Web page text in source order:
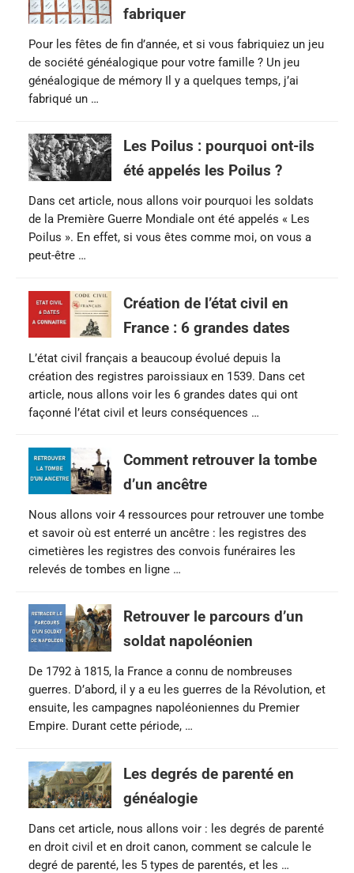
fabriquer
Pour les fêtes de fin d’année, et si vous fabriquiez un jeu
de société généalogique pour votre famille ? Un jeu
généalogique de mémory Il y a quelques temps, j’ai
fabriqué un …
Les Poilus : pourquoi ont-ils
été appelés les Poilus ?
Dans cet article, nous allons voir pourquoi les soldats
de la Première Guerre Mondiale ont été appelés « Les
Poilus ». En effet, si vous êtes comme moi, on vous a
peut-être …
Création de l’état civil en
France : 6 grandes dates
L’état civil français a beaucoup évolué depuis la
création des registres paroissiaux en 1539. Dans cet
article, nous allons voir les 6 grandes dates qui ont
façonné l’état civil et leurs conséquences …
Comment retrouver la tombe
d’un ancêtre
Nous allons voir 4 ressources pour retrouver une tombe
et savoir où est enterré un ancêtre : les registres des
cimetières les registres des convois funéraires les
relevés de tombes en ligne …
Retrouver le parcours d’un
soldat napoléonien
De 1792 à 1815, la France a connu de nombreuses
guerres. D’abord, il y a eu les guerres de la Révolution, et
ensuite, les campagnes napoléoniennes du Premier
Empire. Durant cette période, …
Les degrés de parenté en
généalogie
Dans cet article, nous allons voir : les degrés de parenté
en droit civil et en droit canon, comment se calcule le
degré de parenté, les 5 types de parentés, et les …